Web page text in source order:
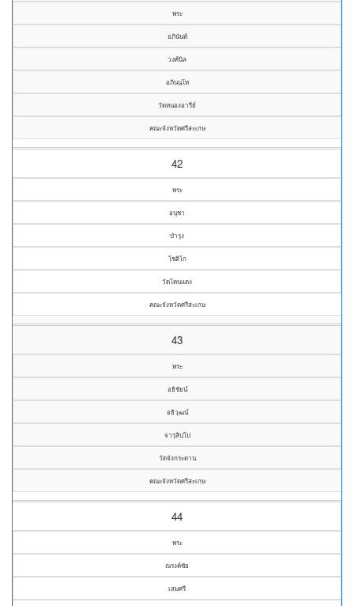
พระ
อภินันท์
วงศ์นิล
อภินนฺโท
วัดหนองอารีย์
คณะจังหวัดศรีสะเกษ
42
พระ
อนุชา
บำรุง
โชติโก
วัดโคนแดง
คณะจังหวัดศรีสะเกษ
43
พระ
อธิชัยน์
อธิวุฒน์
จารุสิปฺโป
วัดจังกระดาน
คณะจังหวัดศรีสะเกษ
44
พระ
ณรงค์ชัย
เสมศรี